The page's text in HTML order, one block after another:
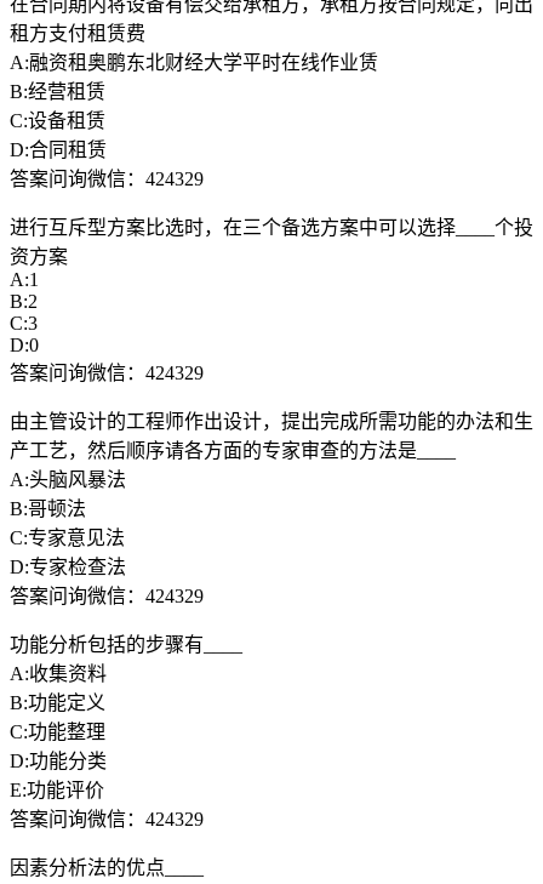
租方支付租赁费
A:融资租奥鹏东北财经大学平时在线作业赁
B:经营租赁
C:设备租赁
D:合同租赁
答案问询微信：424329
进行互斥型方案比选时，在三个备选方案中可以选择____个投
资方案
A:1
B:2
C:3
D:0
答案问询微信：424329
由主管设计的工程师作出设计，提出完成所需功能的办法和生
产工艺，然后顺序请各方面的专家审查的方法是____
A:头脑风暴法
B:哥顿法
C:专家意见法
D:专家检查法
答案问询微信：424329
功能分析包括的步骤有____
A:收集资料
B:功能定义
C:功能整理
D:功能分类
E:功能评价
答案问询微信：424329
因素分析法的优点____